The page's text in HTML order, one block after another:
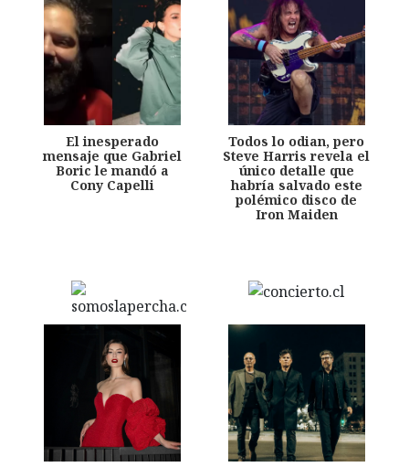
El inesperado
mensaje que Gabriel
Boric le mandó a
Cony Capelli
Todos lo odian, pero
Steve Harris revela el
único detalle que
habría salvado este
polémico disco de
Iron Maiden